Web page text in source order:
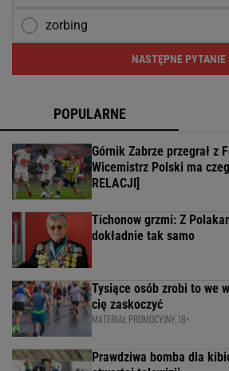
zorbing
NASTĘPNE PYTANIE
POPULARNE
Górnik Zabrze przegrał z
Wicemistrz Polski ma
RELACJI]
Tichonow grzmi: Z
dokładnie tak samo
Tysiące osób zrobi to we
cię zaskoczyć
MATERIAŁ PROMOCYJNY, 18+
Prawdziwa bomba dla